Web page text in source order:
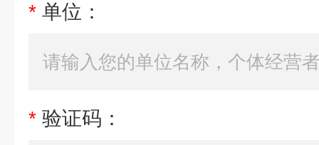
* 单位：
* 验证码：